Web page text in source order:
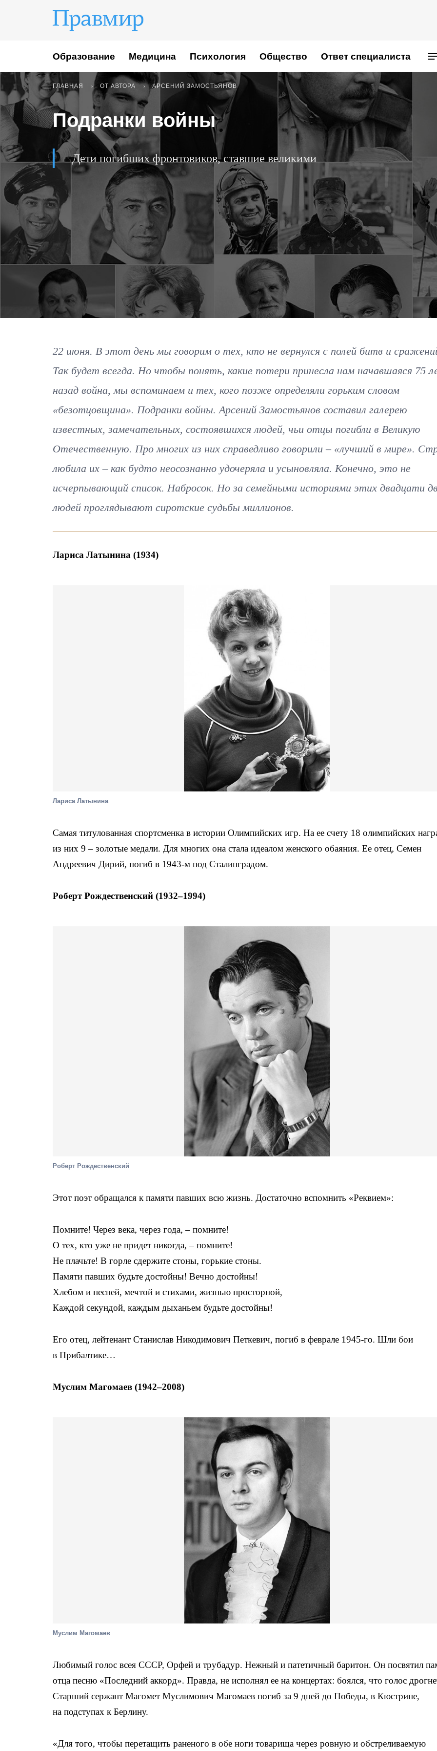
Образование Медицина Психология Общество Ответ специалиста
ГЛАВНАЯ ОТ АВТОРА АРСЕНИЙ ЗАМОСТЬЯНОВ
Подранки войны
Дети погибших фронтовиков, ставшие великими
22 июня. В этот день мы говорим о тех, кто не вернулся с полей битв и
Так будет всегда. Но чтобы понять, какие потери принесла нам начавшаяся 75
назад война, мы вспоминаем и тех, кого позже определяли горьким словом
«безотцовщина». Подранки войны. Арсений Замостьянов составил галерею
известных, замечательных, состоявшихся людей, чьи отцы погибли в Великую
Отечественную. Про многих из них справедливо говорили – «лучший в мире».
любила их – как будто неосознанно удочеряла и усыновляла. Конечно, это не
исчерпывающий список. Набросок. Но за семейными историями этих двадцати
людей проглядывают сиротские судьбы миллионов.
Лариса Латынина (1934)
Лариса Латынина
Самая титулованная спортсменка в истории Олимпийских игр. На ее счету 18 олимпийских
из них 9 – золотые медали. Для многих она стала идеалом женского обаяния. Ее отец, Семен
Андреевич Дирий, погиб в 1943-м под Сталинградом.
Роберт Рождественский (1932–1994)
Роберт Рождественский
Этот поэт обращался к памяти павших всю жизнь. Достаточно вспомнить «Реквием»:
Помните! Через века, через года, – помните!
О тех, кто уже не придет никогда, – помните!
Не плачьте! В горле сдержите стоны, горькие стоны.
Памяти павших будьте достойны! Вечно достойны!
Хлебом и песней, мечтой и стихами, жизнью просторной,
Каждой секундой, каждым дыханьем будьте достойны!
Его отец, лейтенант Станислав Никодимович Петкевич, погиб в феврале 1945-го. Шли бои
в Прибалтике…
Муслим Магомаев (1942–2008)
Муслим Магомаев
Любимый голос всея СССР, Орфей и трубадур. Нежный и патетичный баритон. Он посвятил
отца песню «Последний аккорд». Правда, не исполнял ее на концертах: боялся, что голос
Старший сержант Магомет Муслимович Магомаев погиб за 9 дней до Победы, в Кюстрине,
на подступах к Берлину.
«Для того, чтобы перетащить раненого в обе ноги товарища через ровную и обстреливаемую